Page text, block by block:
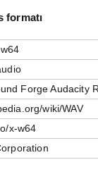
formatı
Forge Audacity
wiki/WAV
x-w64